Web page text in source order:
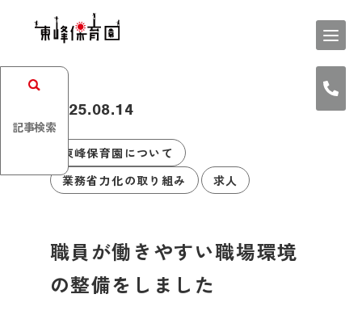
記事検索
2025.08.14
東峰保育園について
業務省力化の取り組み
求人
職員が働きやすい職場環境
の整備をしました